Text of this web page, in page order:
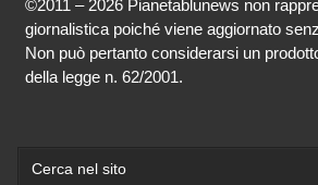
©2011 – 2026 Pianetablunews non
giornalistica poiché viene aggiornato
Non può pertanto considerarsi un
della legge n. 62/2001.
Cerca nel sito